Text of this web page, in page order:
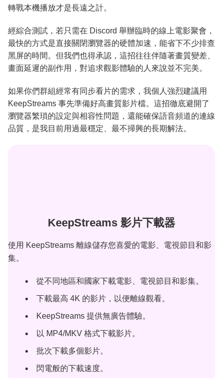
轉戰本機播放才是長遠之計。
經綜合測試，若只需在 Discord 舉辦臨時的線上電影聚會，
最快的方式是直接關閉瀏覽器的硬體加速，能省下不少排查
黑屏的時間。但我們也得承認，這招往往伴隨著畫質變差、
畫面延遲的副作用，對追求觀影體驗的人來說並不完美。
如果你們群組經常有同步看片的需求，我個人強烈建議用
KeepStreams 事先準備好高畫質影片檔。這招徹底避開了
瀏覽器繁瑣的設定與相容性問題，還能確保語音頻道的連線
品質，是我目前用過最穩定、最不掃興的長期解法。
KeepStreams 影片下載器
使用 KeepStreams 離線儲存您喜愛的電影、電視節目和影
集。
從不同地區和國家下載電影、電視節目和影集。
下載最高 4K 的影片，以便離線觀看。
KeepStreams 提供無廣告體驗。
以 MP4/MKV 格式下載影片。
批次下載多個影片。
閃電般的下載速度。